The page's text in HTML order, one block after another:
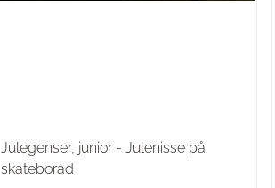
Julegenser, junior - Julenisse på
skateborad